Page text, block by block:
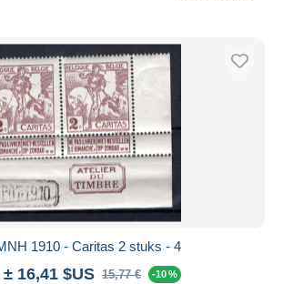
1910 - Caritas 2 stuks - 4
± 16,41 $US 15,77 € -10 %